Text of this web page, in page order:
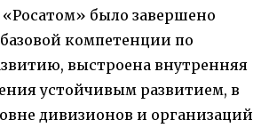
было завершено
компетенции по
выстроена внутренняя
устойчивым развитием, в
дивизионов и организаций